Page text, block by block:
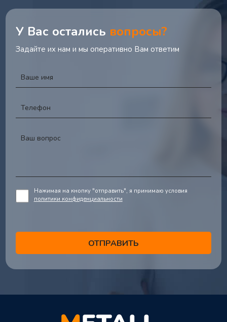
У Вас остались вопросы?
Задайте их нам и мы оперативно Вам ответим
Нажимая на кнопку "отправить", я принимаю условия
политики конфиденциальности